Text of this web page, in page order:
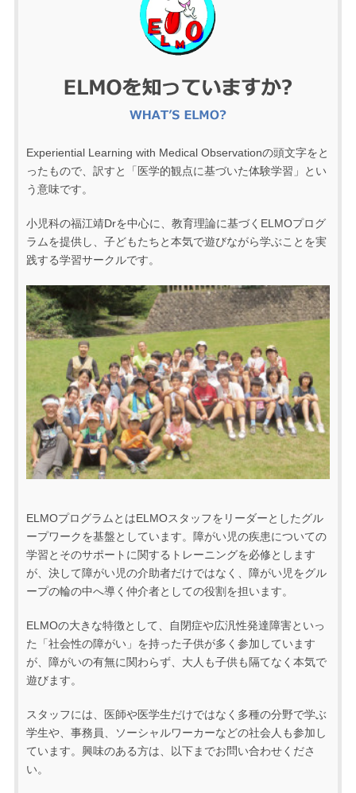
Experiential Learning with Medical Observationの頭文字をと
ったもので、訳すと「医学的観点に基づいた体験学習」とい
う意味です。
小児科の福江靖Drを中心に、教育理論に基づくELMOプログ
ラムを提供し、子どもたちと本気で遊びながら学ぶことを実
践する学習サークルです。
ELMOプログラムとはELMOスタッフをリーダーとしたグル
ープワークを基盤としています。障がい児の疾患についての
学習とそのサポートに関するトレーニングを必修とします
が、決して障がい児の介助者だけではなく、障がい児をグル
ープの輪の中へ導く仲介者としての役割を担います。
ELMOの大きな特徴として、自閉症や広汎性発達障害といっ
た「社会性の障がい」を持った子供が多く参加しています
が、障がいの有無に関わらず、大人も子供も隔てなく本気で
遊びます。
スタッフには、医師や医学生だけではなく多種の分野で学ぶ
学生や、事務員、ソーシャルワーカーなどの社会人も参加し
ています。興味のある方は、以下までお問い合わせくださ
い。